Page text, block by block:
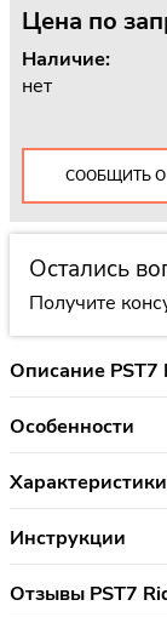
Цена по
Наличие:
нет
СООБЩИТЬ
Остались
Получите
Описание PST7
Особенности
Инструкции
Отзывы PST7